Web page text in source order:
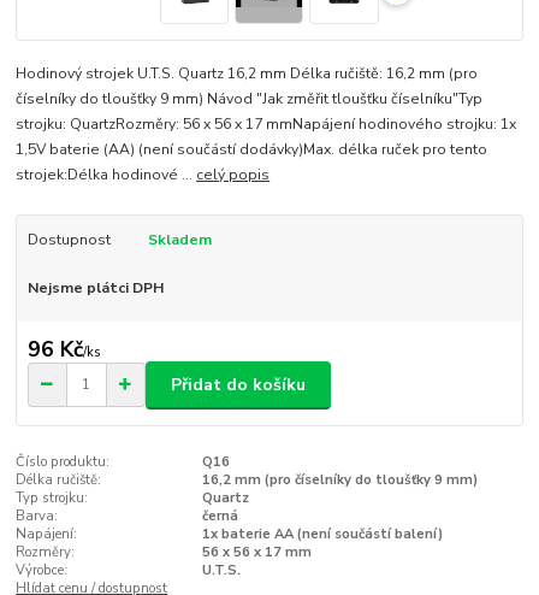
Hodinový strojek U.T.S. Quartz 16,2 mm Délka ručiště: 16,2 mm (pro
číselníky do tloušťky 9 mm) Návod "Jak změřit tloušťku číselníku"Typ
strojku: QuartzRozměry: 56 x 56 x 17 mmNapájení hodinového strojku: 1x
1,5V baterie (AA) (není součástí dodávky)Max. délka ruček pro tento
strojek:Délka hodinové ... celý popis
Dostupnost Skladem
Nejsme plátci DPH
96 Kč/ks
Přidat do košíku
Číslo produktu:
Q16
Délka ručiště:
16,2 mm (pro číselníky do tloušťky 9 mm)
Typ strojku:
Quartz
Barva:
černá
Napájení:
1x baterie AA (není součástí balení)
Rozměry:
56 x 56 x 17 mm
Výrobce:
U.T.S.
Hlídat cenu / dostupnost